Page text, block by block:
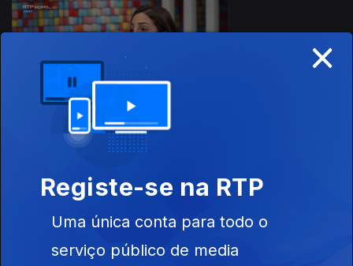
Medicina do
08 abr. 2026
×
Registe-se na RTP
Uma única conta para todo o
serviço público de media